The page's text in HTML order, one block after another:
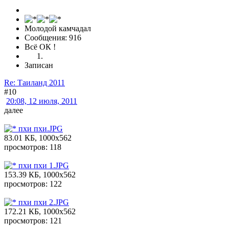
Молодой камчадал
Сообщения: 916
Всё ОК !
Записан
Re: Таиланд 2011
#10
20:08, 12 июля, 2011
далее
пхи пхи.JPG
83.01 КБ, 1000x562
просмотров: 118
пхи пхи 1.JPG
153.39 КБ, 1000x562
просмотров: 122
пхи пхи 2.JPG
172.21 КБ, 1000x562
просмотров: 121